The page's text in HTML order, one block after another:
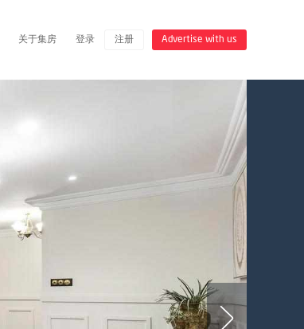
关于集房 登录 注册 Advertise with us